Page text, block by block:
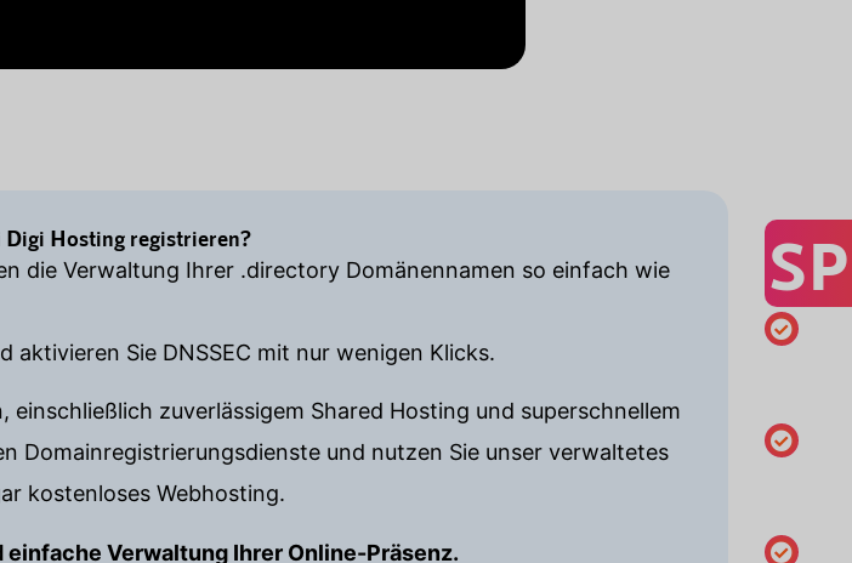
Hosting registrieren?
die Verwaltung Ihrer .directory Domänennamen so einfach wie
aktivieren Sie DNSSEC mit nur wenigen Klicks.
zuverlässigem Shared Hosting und superschnellem
Domainregistrierungsdienste und nutzen Sie unser verwaltetes
kostenloses Webhosting.
Verwaltung Ihrer Online-Präsenz.